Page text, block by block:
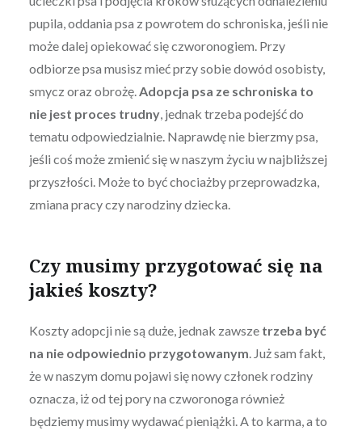
pupila, oddania psa z powrotem do schroniska, jeśli nie
może dalej opiekować się czworonogiem. Przy
odbiorze psa musisz mieć przy sobie dowód osobisty,
smycz oraz obrożę.Adopcja psa ze schroniska to
nie jest proces trudny, jednak trzeba podejść do
tematu odpowiedzialnie. Naprawdę nie bierzmy psa,
jeśli coś może zmienić się w naszym życiu w najbliższej
przyszłości. Może to być chociażby przeprowadzka,
zmiana pracy czy narodziny dziecka.
Czy musimy przygotować się na
jakieś koszty?
Koszty adopcji nie są duże, jednak zawsze trzeba być
na nie odpowiednio przygotowanym. Już sam fakt,
że w naszym domu pojawi się nowy członek rodziny
oznacza, iż od tej pory na czworonoga również
będziemy musimy wydawać pieniążki. A to karma, a to